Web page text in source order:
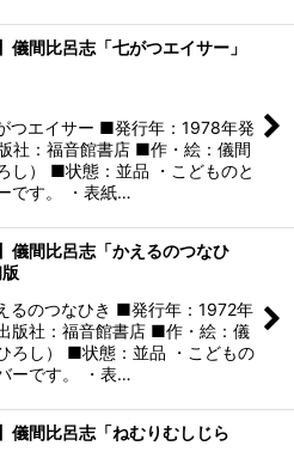
儀間比呂志「七がつエイサー」
つエイサー ■発行年：1978年発
：福音館書店 ■作・絵：儀間
し） ■状態：並品 ・こどものと
です。 ・表紙…
儀間比呂志「かえるのつなひ
るのつなひき ■発行年：1972年
社：福音館書店 ■作・絵：儀
ろし） ■状態：並品 ・こどもの
ーです。 ・表…
儀間比呂志「ねむりむしじら